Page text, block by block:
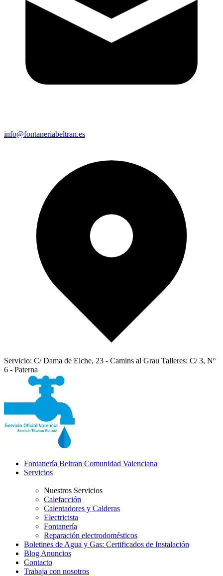
info@fontaneriabeltran.es
Servicio: C/ Dama de Elche, 23 - Camins al Grau Talleres: C/ 3, Nº
6 - Paterna
Fontanería Beltran Comunidad Valenciana
Servicios
Nuestros Servicios
Calefacción
Calentadores y Calderas
Electricista
Fontanería
Reparación electrodomésticos
Boletines de Agua y Gas: Certificados de Instalación
Blog Anuncios
Contacto
Trabaja con nosotros